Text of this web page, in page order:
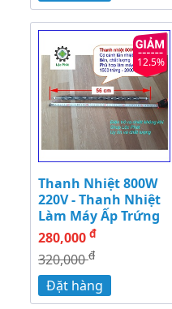
12.5%
Thanh Nhiệt 800W
220V - Thanh Nhiệt
Làm Máy Ấp Trứng
280,000 đ
320,000đ
Đặt hàng